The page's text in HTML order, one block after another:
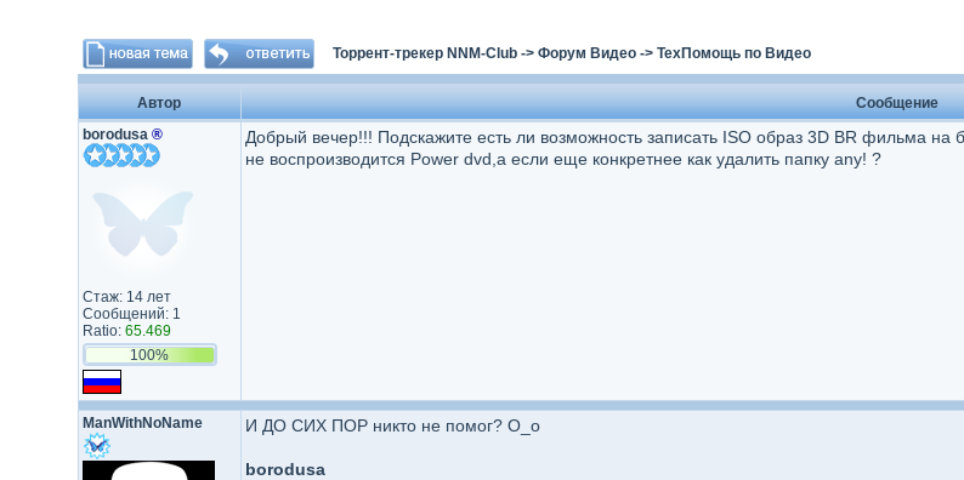
Торрент-трекер NNM-Club-> Форум Видео-> ТехПомощь по Видео
Автор
Сообщение
borodusa ®
Стаж: 14 лет
Сообщений: 1
Ratio: 65.469
100%
Добрый вечер!!! Подскажите есть ли возможность записать ISO образ 3D BR фильма на
не воспроизводится Power dvd,а если еще конкретнее как удалить папку any! ?
ManWithNoName И ДО СИХ ПОР никто не помог? O_o
borodusa